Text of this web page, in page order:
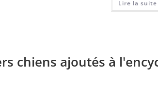
Lire la suite
chiens ajoutés à